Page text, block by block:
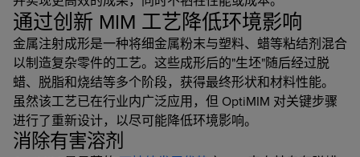
通过创新 MIM 工艺降低环境影响
金属注射成形是一种将细金属粉末与塑料、蜡等粘结剂混合
以制造复杂零件的工艺。这些成形后的"生坯"随后经过脱
蜡、脱脂和烧结等多个阶段，获得最终形状和材料性能。
虽然该工艺已在行业内广泛应用，但 OptiMIM 对关键步骤
进行了重新设计，以尽可能降低环境影响。
消除有害溶剂